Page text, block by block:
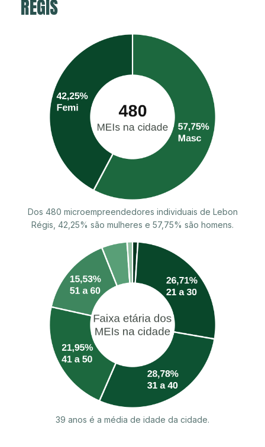
RÉGIS
Dos 480 microempreendedores individuais de Lebon
Régis, 42,25% são mulheres e 57,75% são homens.
39 anos é a média de idade da cidade.